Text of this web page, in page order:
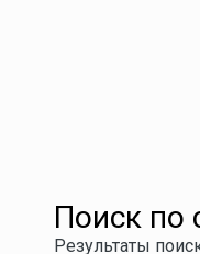
Поиск по
Результаты